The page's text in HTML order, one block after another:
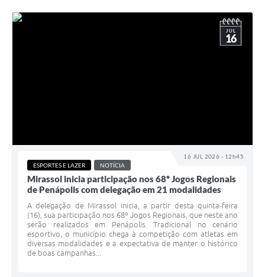
16 JUL 2026 - 12h45
JUL
16
ESPORTES E LAZER NOTÍCIA
Mirassol inicia participação nos 68º Jogos Regionais
de Penápolis com delegação em 21 modalidades
A delegação de Mirassol inicia, a partir desta quinta-feira
(16), sua participação nos 68º Jogos Regionais, que neste ano
serão realizados em Penápolis. Tradicional no cenário
esportivo, o município chega à competição com atletas em
diversas modalidades e a expectativa de manter o histórico
de boas campanhas...